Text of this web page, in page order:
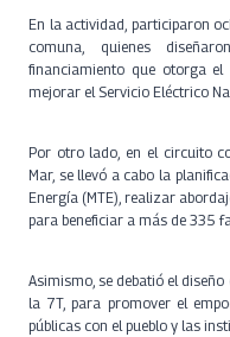
En la actividad, participaron
comuna, quienes
financiamiento que otorga el
mejorar el Servicio Eléctrico
Por otro lado, en el circuito
Mar, se llevó a cabo la
Energía (MTE), realizar
para beneficiar a más de 335
Asimismo, se debatió el
la 7T, para promover el
públicas con el pueblo y las